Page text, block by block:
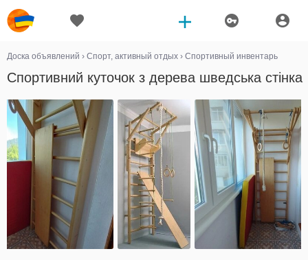
Доска объявлений › Спорт, активный отдых › Спортивный инвентарь
Спортивний куточок з дерева шведська стінка